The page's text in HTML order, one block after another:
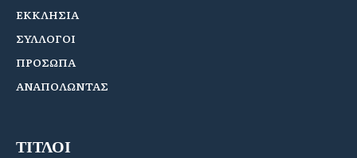
ΕΚΚΛΗΣΙΑ
ΣΥΛΛΟΓΟΙ
ΠΡΟΣΩΠΑ
ΑΝΑΠΟΛΩΝΤΑΣ
ΤΙΤΛΟΙ